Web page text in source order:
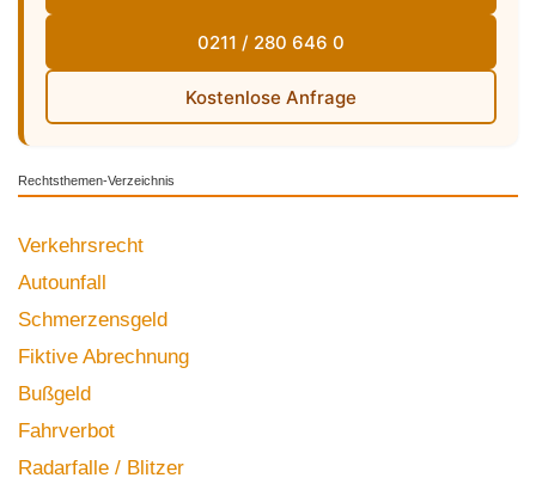
0211 / 280 646 0
Kostenlose Anfrage
Rechtsthemen-Verzeichnis
Verkehrsrecht
Autounfall
Schmerzensgeld
Fiktive Abrechnung
Bußgeld
Fahrverbot
Radarfalle / Blitzer